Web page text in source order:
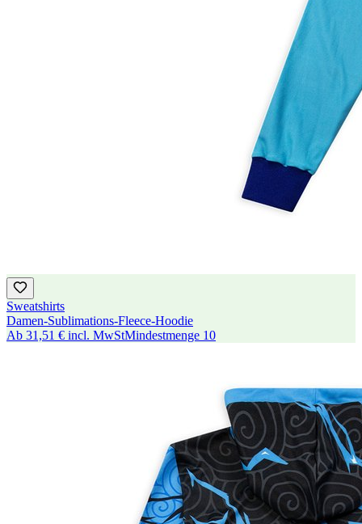
Sweatshirts
Damen-Sublimations-Fleece-Hoodie
Ab 31,51 € incl. MwStMindestmenge 10